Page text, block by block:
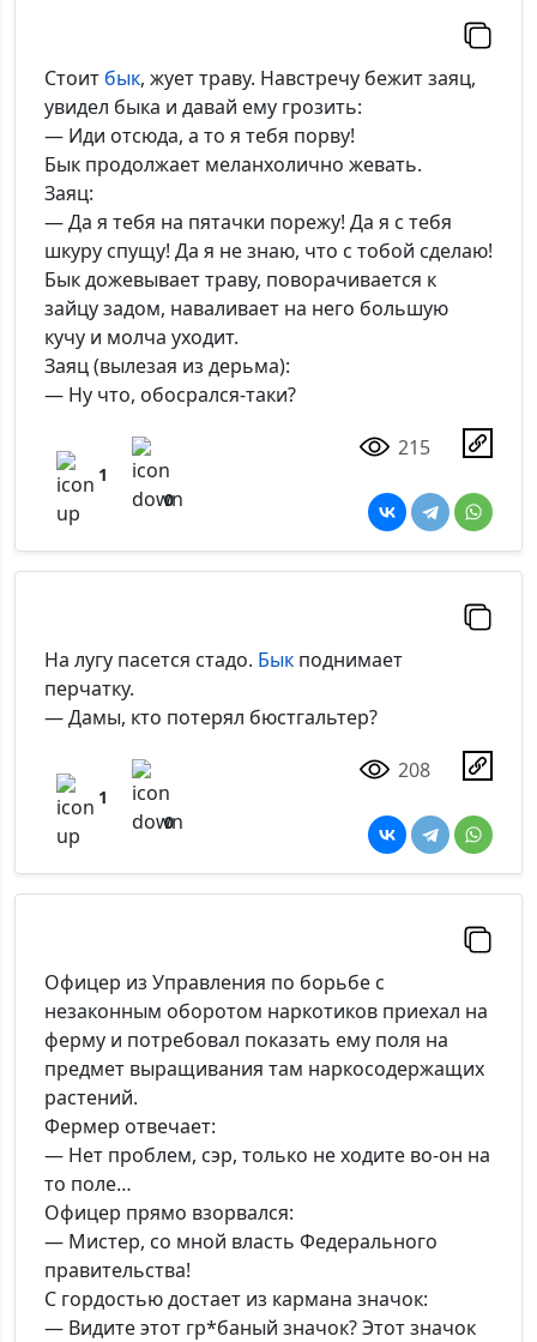
Стоит бык, жует траву. Навстречу бежит заяц,
увидел быка и давай ему грозить:
— Иди отсюда, а то я тебя порву!
Бык продолжает меланхолично жевать.
Заяц:
— Да я тебя на пятачки порежу! Да я с тебя
шкуру спущу! Да я не знаю, что с тобой сделаю!
Бык дожевывает траву, поворачивается к
зайцу задом, наваливает на него большую
кучу и молча уходит.
Заяц (вылезая из дерьма):
— Ну что, обосрался-таки?
1
0
215
На лугу пасется стадо. Бык поднимает
перчатку.
— Дамы, кто потерял бюстгальтер?
1
0
208
Офицер из Управления по борьбе с
незаконным оборотом наркотиков приехал на
ферму и потребовал показать ему поля на
предмет выращивания там наркосодержащих
растений.
Фермер отвечает:
— Нет проблем, сэр, только не ходите во-он на
то поле…
Офицер прямо взорвался:
— Мистер, со мной власть Федерального
правительства!
С гордостью достает из кармана значок:
— Видите этот гр*баный значок? Этот значок